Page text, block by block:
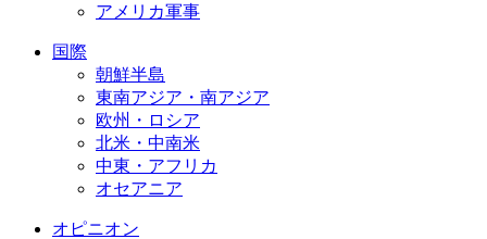
アメリカ軍事
国際
朝鮮半島
東南アジア・南アジア
欧州・ロシア
北米・中南米
中東・アフリカ
オセアニア
オピニオン